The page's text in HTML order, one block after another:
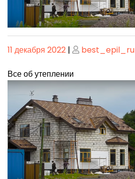
Опубликовано
11 декабря 2022 | Опубликовано
best_epil_ru
Все об утеплении